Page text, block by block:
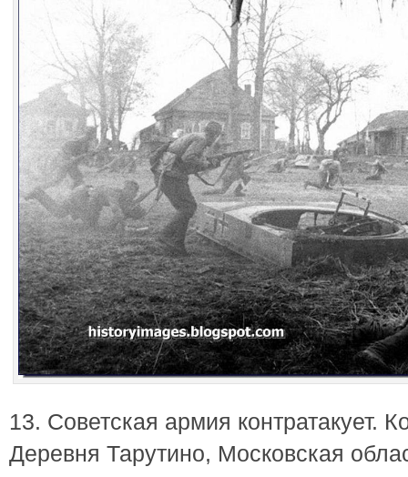
13. Советская армия контратакует.
Деревня Тарутино, Московская